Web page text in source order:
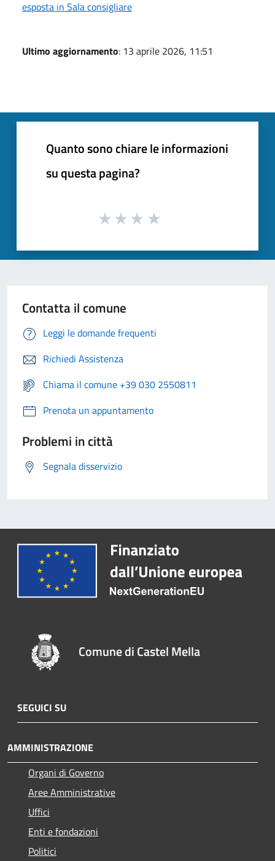
esposta in Sala consigliare
Ultimo aggiornamento: 13 aprile 2026, 11:51
Quanto sono chiare le informazioni
su questa pagina?
Contatta il comune
Leggi le domande frequenti
Richiedi Assistenza
Chiama il comune +39 030 2550811
Prenota un appuntamento
Problemi in città
Segnala disservizio
Comune di Castel Mella
SEGUICI SU
AMMINISTRAZIONE
Organi di Governo
Aree Amministrative
Uffici
Enti e fondazioni
Politici